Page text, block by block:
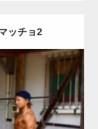
ッチョ2